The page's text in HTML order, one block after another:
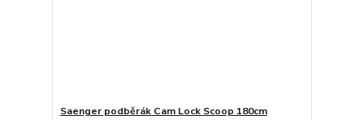
Saenger podběrák Cam Lock Scoop 180cm